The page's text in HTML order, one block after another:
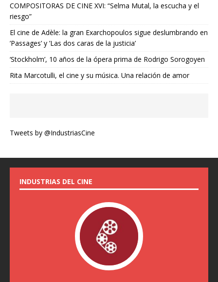
COMPOSITORAS DE CINE XVI: “Selma Mutal, la escucha y el
riesgo”
El cine de Adèle: la gran Exarchopoulos sigue deslumbrando en
’Passages’ y ’Las dos caras de la justicia’
‘Stockholm’, 10 años de la ópera prima de Rodrigo Sorogoyen
Rita Marcotulli, el cine y su música. Una relación de amor
Tweets by @IndustriasCine
INDUSTRIAS DEL CINE